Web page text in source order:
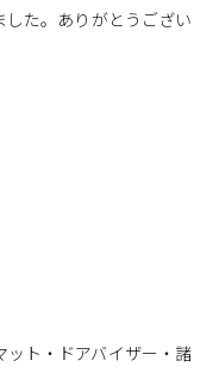
た。ありがとうござい
ト・ドアバイザー・諸